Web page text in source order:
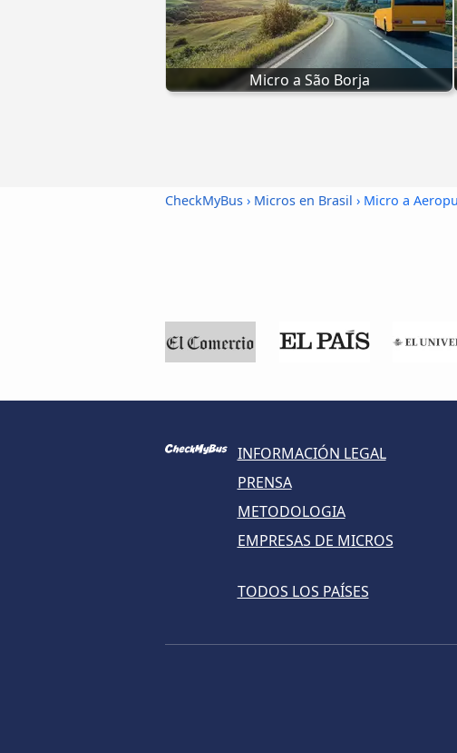
Micro a São Borja
CheckMyBus › Micros en Brasil › Micro a
INFORMACIÓN LEGAL
PRENSA
METODOLOGIA
EMPRESAS DE MICROS
TODOS LOS PAÍSES